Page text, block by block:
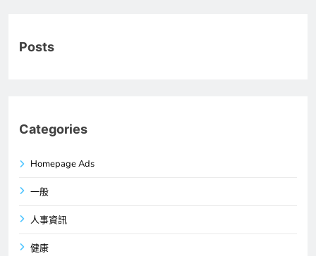
Posts
Categories
Homepage Ads
一般
人事資訊
健康